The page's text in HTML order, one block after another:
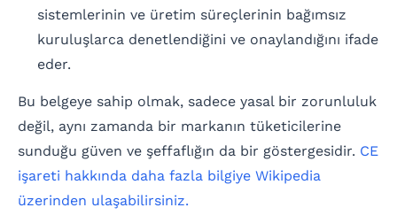
sistemlerinin ve üretim süreçlerinin bağımsız
kuruluşlarca denetlendiğini ve onaylandığını ifade
eder.
Bu belgeye sahip olmak, sadece yasal bir zorunluluk
değil, aynı zamanda bir markanın tüketicilerine
sunduğu güven ve şeffaflığın da bir göstergesidir. CE
işareti hakkında daha fazla bilgiye Wikipedia
üzerinden ulaşabilirsiniz.